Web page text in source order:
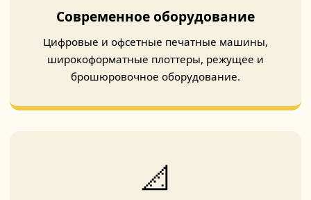
Современное оборудование
Цифровые и офсетные печатные машины,
широкоформатные плоттеры, режущее и
брошюровочное оборудование.
📐